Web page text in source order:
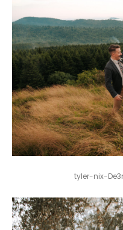
tyler-nix-
JOHN & LIZA
STE PH & JEN
VICTOR & AS
HARRY & JAN